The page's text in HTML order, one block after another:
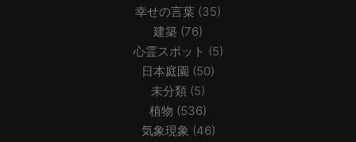
幸せの言葉 (35)
建築 (76)
心霊スポット (5)
日本庭園 (50)
未分類 (5)
植物 (536)
気象現象 (46)